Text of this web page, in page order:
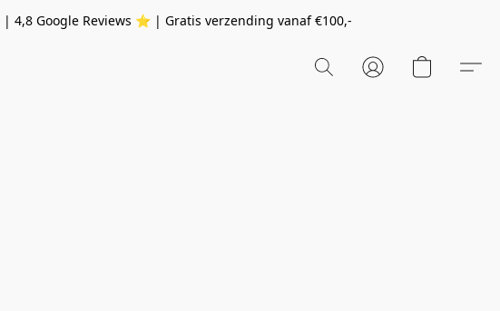
| 4,8 Google Reviews ⭐️ | Gratis verzending vanaf€100,-